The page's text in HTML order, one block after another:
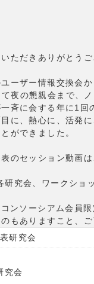
ただきありがとうご
ーザー情報交換会か
夜の懇親会まで、ノ
斉に会する年に1回
に、熱心に、活発
ができました。
のセッション動画は
究会、ワークショ
ンソーシアム会員限
もありますこと、ご
研究会
究会